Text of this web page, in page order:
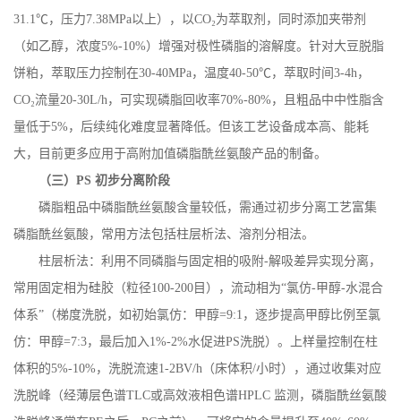
31.1℃，压力7.38MPa以上），以CO₂为萃取剂，同时添加夹带剂
（如乙醇，浓度5%-10%）增强对极性磷脂的溶解度。针对大豆脱脂
饼粕，萃取压力控制在30-40MPa，温度40-50℃，萃取时间 3-4h，
CO₂流量20-30L/h，可实现磷脂回收率70%-80%，且粗品中中性脂含
量低于5%，后续纯化难度显著降低。但该工艺设备成本高、能耗
大，目前更多应用于高附加值磷脂酰丝氨酸产品的制备。
（三）PS初步分离阶段
磷脂粗品中磷脂酰丝氨酸含量较低，需通过初步分离工艺富集
磷脂酰丝氨酸，常用方法包括柱层析法、溶剂分相法。
柱层析法：利用不同磷脂与固定相的吸附-解吸差异实现分离，
常用固定相为硅胶（粒径100-200 目），流动相为“氯仿-甲醇-水混合
体系”（梯度洗脱，如初始氯仿：甲醇=9:1 ，逐步提高甲醇比例至氯
仿：甲醇=7:3，最后加入1%-2%水促进PS洗脱）。上样量控制在柱
体积的5%-10%，洗脱流速1-2BV/h （床体积/小时），通过收集对应
洗脱峰（经薄层色谱TLC或高效液相色谱HPLC 监测，磷脂酰丝氨酸